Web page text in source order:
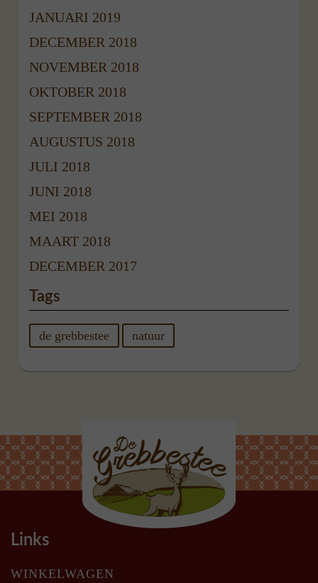
JANUARI 2019
DECEMBER 2018
NOVEMBER 2018
OKTOBER 2018
SEPTEMBER 2018
AUGUSTUS 2018
JULI 2018
JUNI 2018
MEI 2018
MAART 2018
DECEMBER 2017
Tags
de grebbestee natuur
Links
WINKELWAGEN